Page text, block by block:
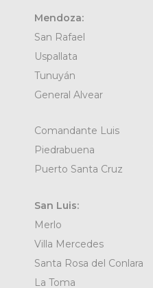
Mendoza:
San Rafael
Uspallata
Tunuyán
General Alvear
Comandante Luis
Piedrabuena
Puerto Santa Cruz
San Luis:
Merlo
Villa Mercedes
Santa Rosa del Conlara
La Toma